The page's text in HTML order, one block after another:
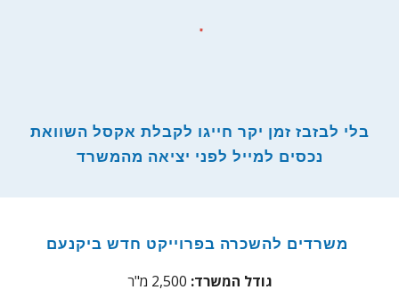
בלי לבזבז זמן יקר חייגו לקבלת אקסל השוואת
נכסים למייל לפני יציאה מהמשרד
גודל המשרד: